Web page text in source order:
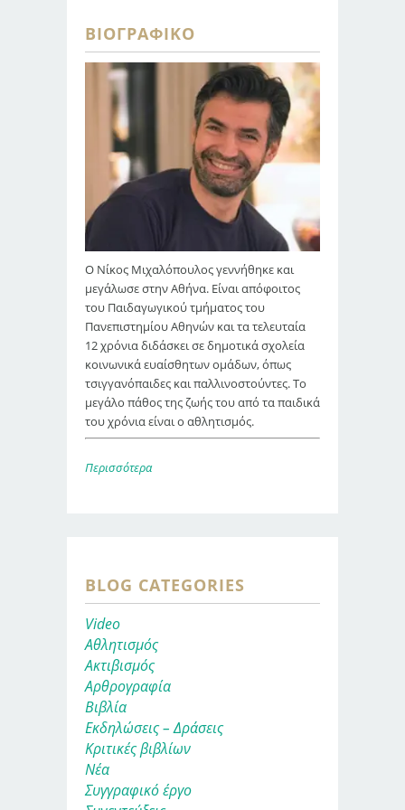
ΒΙΟΓΡΑΦΙΚΌ
Ο Νίκος Μιχαλόπουλος γεννήθηκε και
μεγάλωσε στην Αθήνα. Είναι απόφοιτος
του Παιδαγωγικού τμήματος του
Πανεπιστημίου Αθηνών και τα τελευταία
12 χρόνια διδάσκει σε δημοτικά σχολεία
κοινωνικά ευαίσθητων ομάδων, όπως
τσιγγανόπαιδες και παλλινοστούντες. Το
μεγάλο πάθος της ζωής του από τα παιδικά
του χρόνια είναι ο αθλητισμός.
Περισσότερα
BLOG CATEGORIES
Video
Αθλητισμός
Ακτιβισμός
Αρθρογραφία
Βιβλία
Εκδηλώσεις – Δράσεις
Κριτικές βιβλίων
Νέα
Συγγραφικό έργο